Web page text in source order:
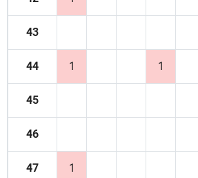
43
44 1 1
45
46
47 1